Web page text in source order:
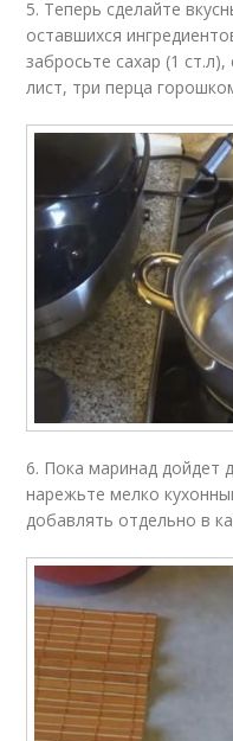
5. Теперь сделайте
оставшихся
забросьте сахар (1
лист, три перца
6. Пока маринад дойдет
нарежьте мелко
добавлять отдельно в